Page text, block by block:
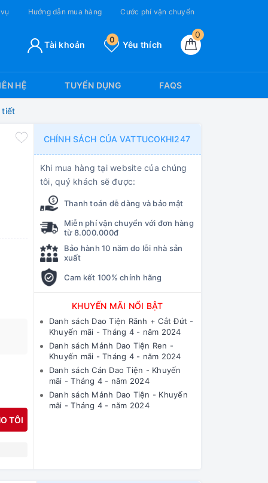
Hướng dẫn mua hàng Cước phí vận chuyển
0
Yêu thích
0
Tài khoản
HỆ TUYỂN DỤNG FAQS
tiết
TÔI
CHÍNH SÁCH CỦA VATTUCOKHI247
Khi mua hàng tại website của chúng
tôi, quý khách sẽ được:
Thanh toán dễ dàng và bảo mật
Miễn phí vận chuyển với đơn hàng
từ 8.000.000đ
Bảo hành 10 năm do lỗi nhà sản
xuất
Cam kết 100% chính hãng
KHUYẾN MÃI NỔI BẬT
Danh sách Dao Tiện Rãnh + Cắt Đứt -
Khuyến mãi - Tháng 4 - năm 2024
Danh sách Mảnh Dao Tiện Ren -
Khuyến mãi - Tháng 4 - năm 2024
Danh sách Cán Dao Tiện - Khuyến
mãi - Tháng 4 - năm 2024
Danh sách Mảnh Dao Tiện - Khuyến
mãi - Tháng 4 - năm 2024